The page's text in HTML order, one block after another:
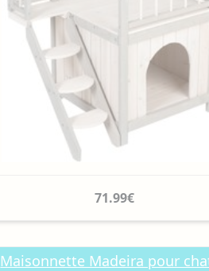
71.99€
Maisonnette Madeira pour